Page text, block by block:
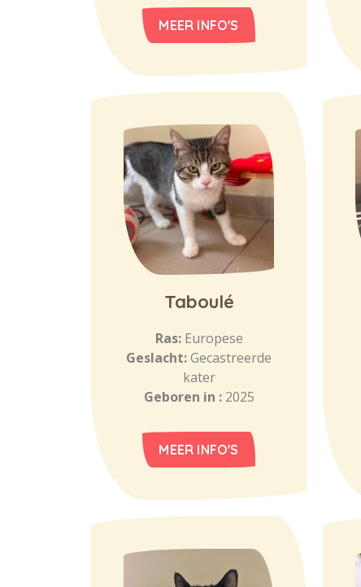
MEER INFO'S
Taboulé
Ras: Europese
Geslacht:Gecastreerde
kater
Geboren in : 2025
MEER INFO'S